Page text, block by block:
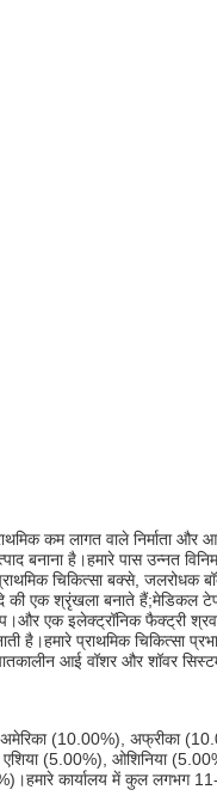
कम लागत वाले निर्माता और
बनाना है।हमारे पास उन्नत
चिकित्सा बक्से, जलरोधक
एक श्रृंखला बनाते हैं;मेडिकल टेप
एक इलेक्ट्रॉनिक फैक्ट्री
है।हमारे प्राथमिक चिकित्सा
आई वॉशर और शॉवर
(10.00%), अफ्रीका
(5.00%), ओशिनिया
कार्यालय में कुल लगभग